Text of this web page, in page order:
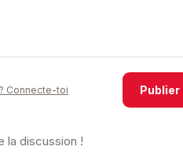
Connecte-toi Publier
la discussion !